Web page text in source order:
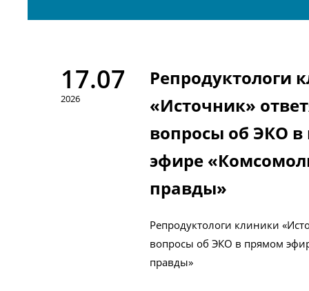
17.07
2026
Репродуктологи
«Источник»
вопросы об ЭКО
эфире
правды»
Репродуктологи клиники
вопросы об ЭКО в прямом
правды»